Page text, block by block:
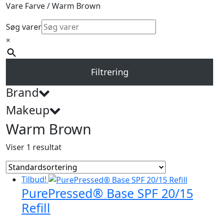
Vare Farve / Warm Brown
Søg varer
×
Filtrering
Brand
Makeup
Warm Brown
Viser 1 resultat
Tilbud!
PurePressed® Base SPF 20/15
Refill